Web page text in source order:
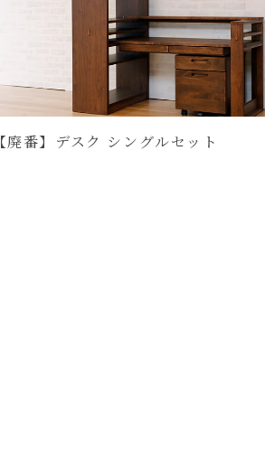
【廃番】デスク シングルセット